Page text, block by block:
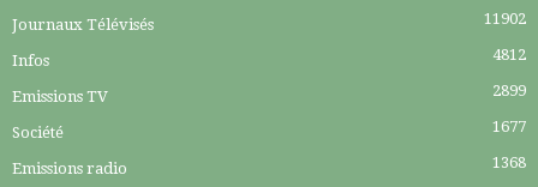
Journaux Télévisés 11902
Infos 4812
Emissions TV 2899
Société 1677
Emissions radio 1368